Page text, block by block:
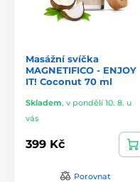
Masážní svíčka
MAGNETIFICO - ENJOY
IT! Coconut 70 ml
Skladem, v pondělí 10. 8. u
vás
399 Kč
Porovnat